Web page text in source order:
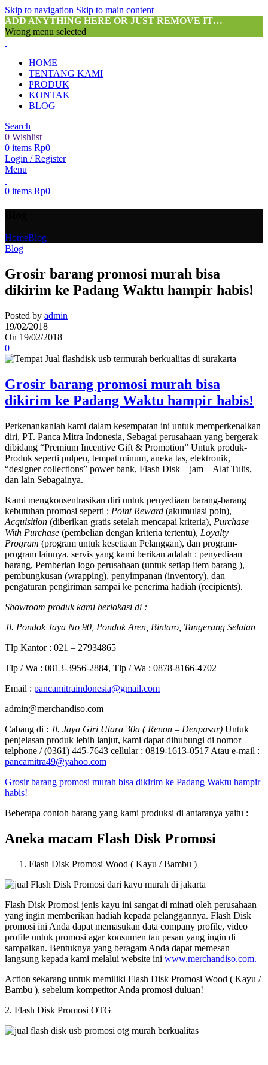
Skip to navigation Skip to main content
ADD ANYTHING HERE OR JUST REMOVE IT…
Wrong menu selected
HOME
TENTANG KAMI
PRODUK
KONTAK
BLOG
Search
0 Wishlist
0 items Rp0
Login / Register
Menu
0 items Rp0
HomeBlog
Blog
Grosir barang promosi murah bisa
dikirim ke Padang Waktu hampir habis!
Posted by admin
19/02/2018
On 19/02/2018
0
Grosir barang promosi murah bisa
dikirim ke Padang Waktu hampir habis!
Perkenankanlah kami dalam kesempatan ini untuk memperkenalkan
diri, PT. Panca Mitra Indonesia, Sebagai perusahaan yang bergerak
dibidang “Premium Incentive Gift & Promotion” Untuk produk-
Produk seperti pulpen, tempat minum, aneka tas, elektronik,
“designer collections” power bank, Flash Disk – jam – Alat Tulis,
dan lain Sebagainya.
Kami mengkonsentrasikan diri untuk penyediaan barang-barang
kebutuhan promosi seperti : Point Reward (akumulasi poin),
Acquisition (diberikan gratis setelah mencapai kriteria), Purchase
With Purchase (pembelian dengan kriteria tertentu), Loyalty
Program (program untuk kesetiaan Pelanggan), dan program-
program lainnya. servis yang kami berikan adalah : penyediaan
barang, Pemberian logo perusahaan (untuk setiap item barang ),
pembungkusan (wrapping), penyimpanan (inventory), dan
pengaturan pengiriman sampai ke penerima hadiah (recipients).
Showroom produk kami berlokasi di :
Jl. Pondok Jaya No 90, Pondok Aren, Bintaro, Tangerang Selatan
Tlp Kantor : 021 – 27934865
Tlp / Wa : 0813-3956-2884, Tlp / Wa : 0878-8166-4702
Email : pancamitraindonesia@gmail.com
admin@merchandiso.com
Cabang di : Jl. Jaya Giri Utara 30a ( Renon – Denpasar) Untuk
penjelasan produk lebih lanjut, kami dapat dihubungi di nomor
telphone / (0361) 445-7643 cellular : 0819-1613-0517 Atau e-mail :
pancamitra49@yahoo.com
Grosir barang promosi murah bisa dikirim ke Padang Waktu hampir
habis!
Beberapa contoh barang yang kami produksi di antaranya yaitu :
Aneka macam Flash Disk Promosi
Flash Disk Promosi Wood ( Kayu / Bambu )
Flash Disk Promosi jenis kayu ini sangat di minati oleh perusahaan
yang ingin memberikan hadiah kepada pelanggannya. Flash Disk
promosi ini Anda dapat memasukan data company profile, video
profile untuk promosi agar konsumen tau pesan yang ingin di
sampaikan. Bentuknya yang beragam Anda dapat memesan
langsung kepada kami melalui website ini www.merchandiso.com.
Action sekarang untuk memiliki Flash Disk Promosi Wood ( Kayu /
Bambu ), sebelum kompetitor Anda promosi duluan!
2. Flash Disk Promosi OTG